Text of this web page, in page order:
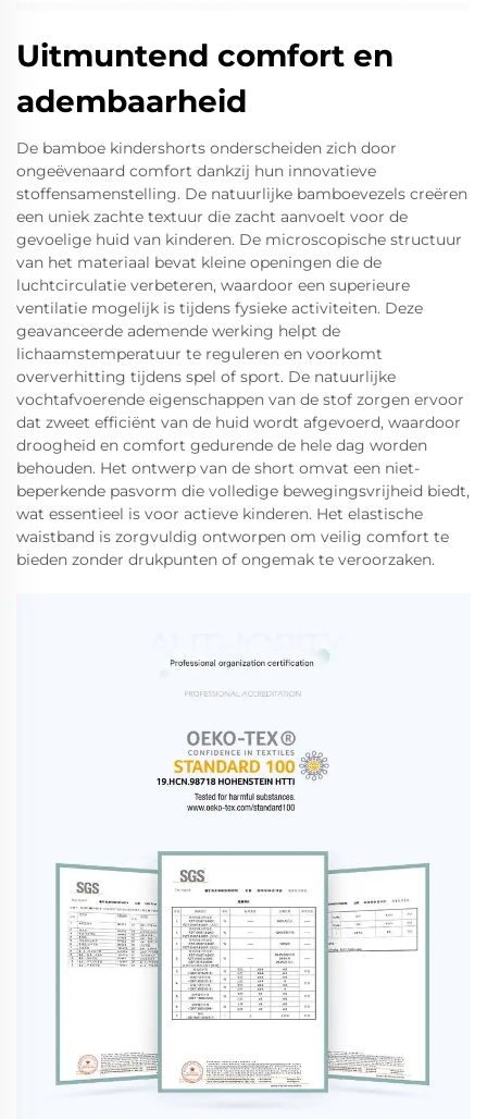
Uitmuntend comfort en
adembaarheid
De bamboe kindershorts onderscheiden zich door
ongeëvenaard comfort dankzij hun innovatieve
stoffensamenstelling. De natuurlijke bamboevezels creëren
een uniek zachte textuur die zacht aanvoelt voor de
gevoelige huid van kinderen. De microscopische structuur
van het materiaal bevat kleine openingen die de
luchtcirculatie verbeteren, waardoor een superieure
ventilatie mogelijk is tijdens fysieke activiteiten. Deze
geavanceerde ademende werking helpt de
lichaamstemperatuur te reguleren en voorkomt
oververhitting tijdens spel of sport. De natuurlijke
vochtafvoerende eigenschappen van de stof zorgen ervoor
dat zweet efficiënt van de huid wordt afgevoerd, waardoor
droogheid en comfort gedurende de hele dag worden
behouden. Het ontwerp van de short omvat een niet-
beperkende pasvorm die volledige bewegingsvrijheid biedt,
wat essentieel is voor actieve kinderen. Het elastische
waistband is zorgvuldig ontworpen om veilig comfort te
bieden zonder drukpunten of ongemak te veroorzaken.